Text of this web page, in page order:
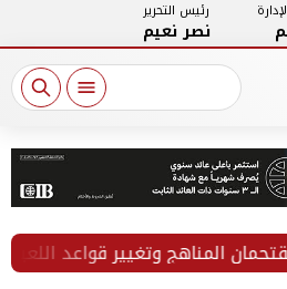
رئيس التحرير
نصر نعيم
المناهج وتغيير قواعد اللعبة